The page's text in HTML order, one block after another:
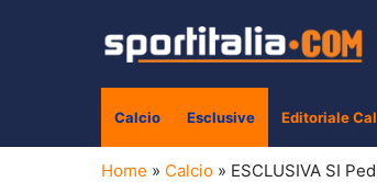
Calcio Esclusive Editoriale
Home » Calcio » ESCLUSIVA SI